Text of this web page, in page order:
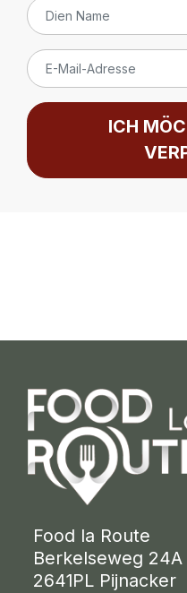
ICH
Food la Route
Berkelseweg 24A
2641PL Pijnacker